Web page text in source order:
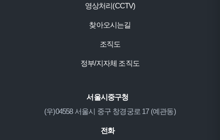
영상처리(CCTV)
찾아오시는길
조직도
정부/지자체 조직도
서울시중구청
(우)04558 서울시 중구 창경궁로 17 (예관동)
전화